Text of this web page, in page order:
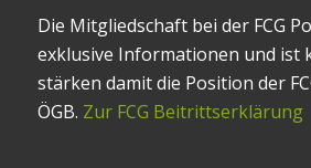
Die Mitgliedschaft bei der FCG
exklusive Informationen und ist
stärken damit die Position der
ÖGB. Zur FCG Beitrittserklärung